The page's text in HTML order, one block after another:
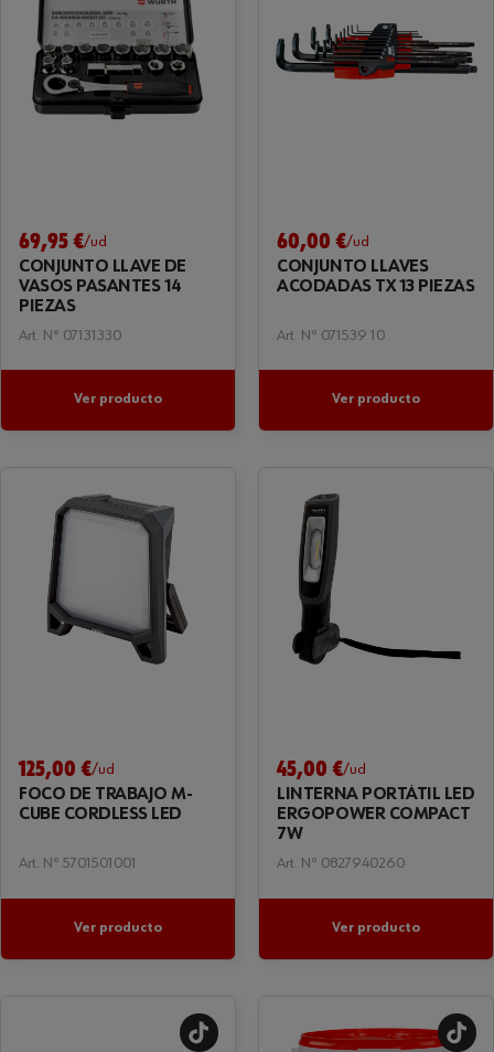
69,95 €/ud
CONJUNTO LLAVE DE
VASOS PASANTES 14
PIEZAS
Art. Nº 07131330
Ver producto
60,00 €/ud
CONJUNTO LLAVES
ACODADAS TX 13 PIEZAS
Art. Nº 071539 10
Ver producto
125,00 €/ud
FOCO DE TRABAJO M-
CUBE CORDLESS LED
Art. Nº 5701501001
Ver producto
45,00 €/ud
LINTERNA PORTÁTIL LED
ERGOPOWER COMPACT
7W
Art. Nº 0827940260
Ver producto